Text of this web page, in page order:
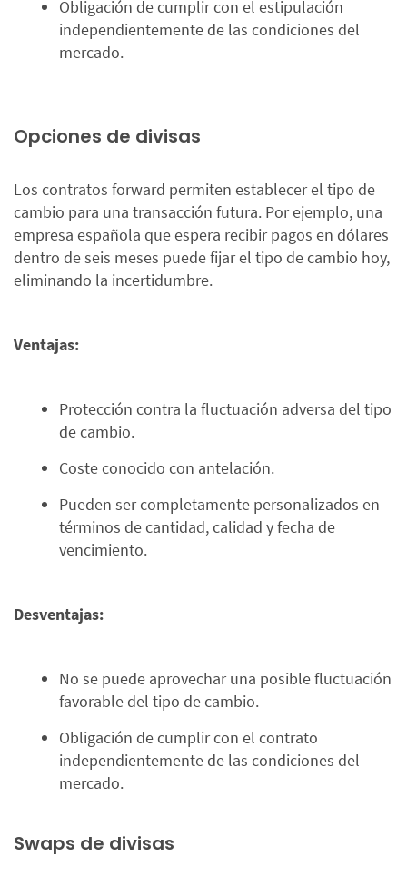
Obligación de cumplir con el estipulación
independientemente de las condiciones del
mercado.
Opciones de divisas
Los contratos forward permiten establecer el tipo de
cambio para una transacción futura. Por ejemplo, una
empresa española que espera recibir pagos en dólares
dentro de seis meses puede fijar el tipo de cambio hoy,
eliminando la incertidumbre.
Ventajas:
Protección contra la fluctuación adversa del tipo
de cambio.
Coste conocido con antelación.
Pueden ser completamente personalizados en
términos de cantidad, calidad y fecha de
vencimiento.
Desventajas:
No se puede aprovechar una posible fluctuación
favorable del tipo de cambio.
Obligación de cumplir con el contrato
independientemente de las condiciones del
mercado.
Swaps de divisas